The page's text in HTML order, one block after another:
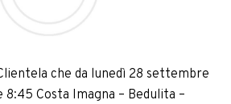
che da lunedì 28 settembre
8:45 Costa Imagna – Bedulita –